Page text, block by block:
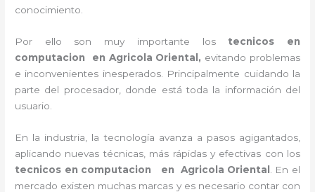
conocimiento.
Por ello son muy importante los tecnicos en
computacion en Agricola Oriental, evitando problemas
e inconvenientes inesperados. Principalmente cuidando la
parte del procesador, donde está toda la información del
usuario.
En la industria, la tecnología avanza a pasos agigantados,
aplicando nuevas técnicas, más rápidas y efectivas con los
tecnicos en computacion en
Agricola Oriental
. En el
mercado existen muchas marcas y es necesario contar con